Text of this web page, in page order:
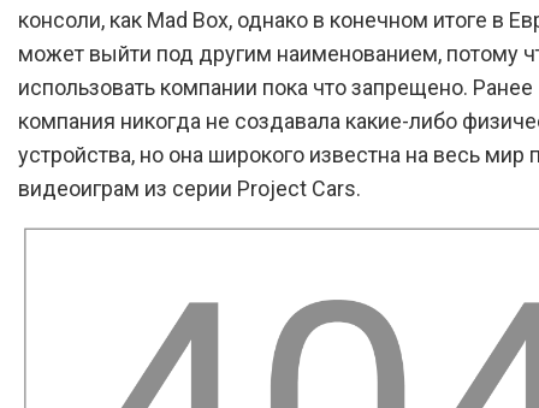
консоли, как Mad Box, однако в конечном итоге в
может выйти под другим наименованием, потому
использовать компании пока что запрещено.
компания никогда не создавала какие-либо
устройства, но она широкого известна на весь мир
видеоиграм из серии Project Cars.